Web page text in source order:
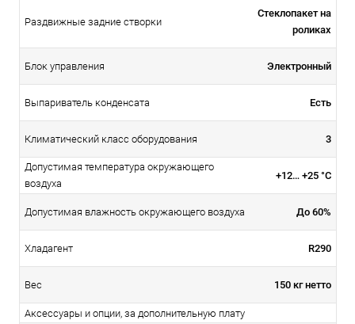
Раздвижные задние створки
Стеклопакет на
роликах
Блок управления Электронный
Выпариватель конденсата Есть
Климатический класс оборудования 3
Допустимая температура окружающего
воздуха
+12… +25 °С
Допустимая влажность окружающего воздуха До 60%
Хладагент R290
Вес 150 кг нетто
Аксессуары и опции, за дополнительную плату